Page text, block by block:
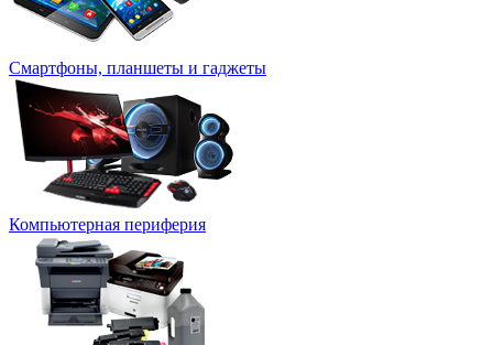
Смартфоны, планшеты и гаджеты
Компьютерная периферия